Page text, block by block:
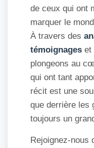
de ceux qui ont
marquer le
À travers des
témoignages et
plongeons au
qui ont tant
récit est une
que derrière les
toujours un
Rejoignez-nous